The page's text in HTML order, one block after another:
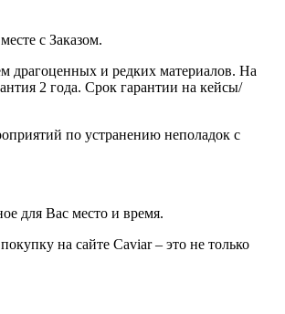
с Заказом.
драгоценных и редких материалов. На
2 года. Срок гарантии на кейсы/
по устранению неполадок с
для Вас место и время.
на сайте Caviar – это не только